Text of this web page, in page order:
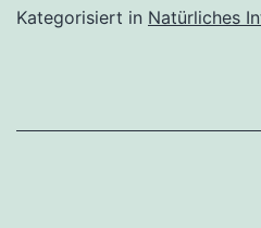
Kategorisiert in Natürliches